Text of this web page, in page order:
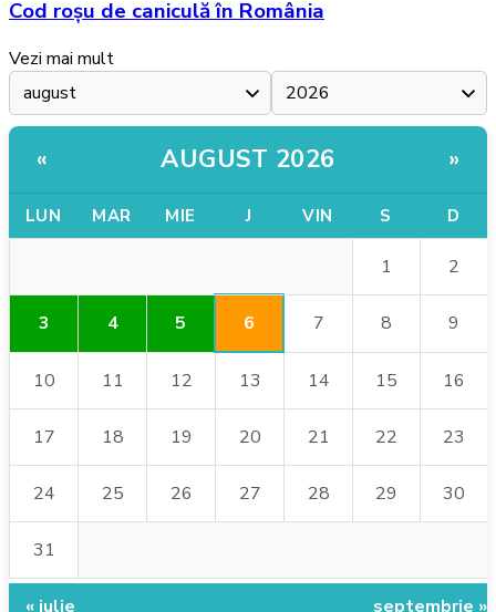
Cod roșu de caniculă în România
Vezi mai mult
« AUGUST 2026 »
LUN MAR MIE J VIN S D
1 2
3 4 5 6 7 8 9
10 11 12 13 14 15 16
17 18 19 20 21 22 23
24 25 26 27 28 29 30
31
« iulie septembrie »